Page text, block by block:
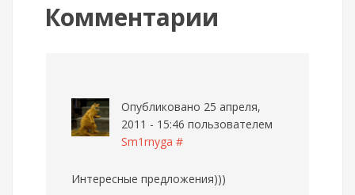
Комментарии
Опубликовано 25 апреля,
2011 - 15:46 пользователем
Sm1rnyga #
Интересные предложения)))